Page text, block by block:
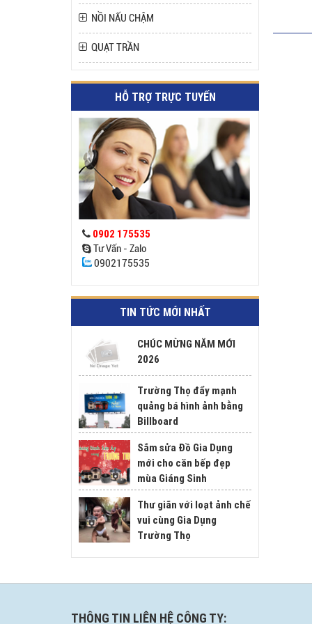
NỒI NẤU CHẬM
QUẠT TRẦN
HỖ TRỢ TRỰC TUYẾN
0902 175535
Tư Vấn - Zalo
0902175535
TIN TỨC MỚI NHẤT
CHÚC MỪNG NĂM MỚI
2026
Trường Thọ đẩy mạnh
quảng bá hình ảnh bằng
Billboard
Sắm sửa Đồ Gia Dụng
mới cho căn bếp đẹp
mùa Giáng Sinh
Thư giãn với loạt ảnh chế
vui cùng Gia Dụng
Trường Thọ
THÔNG TIN LIÊN HỆ CÔNG TY: